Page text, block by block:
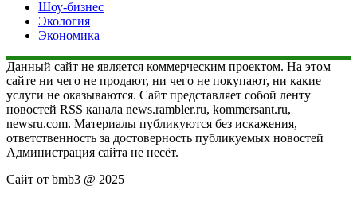
Шоу-бизнес
Экология
Экономика
Данный сайт не является коммерческим проектом. На этом
сайте ни чего не продают, ни чего не покупают, ни какие
услуги не оказываются. Сайт представляет собой ленту
новостей RSS канала news.rambler.ru, kommersant.ru,
newsru.com. Материалы публикуются без искажения,
ответственность за достоверность публикуемых новостей
Администрация сайта не несёт.
Сайт от bmb3 @ 2025